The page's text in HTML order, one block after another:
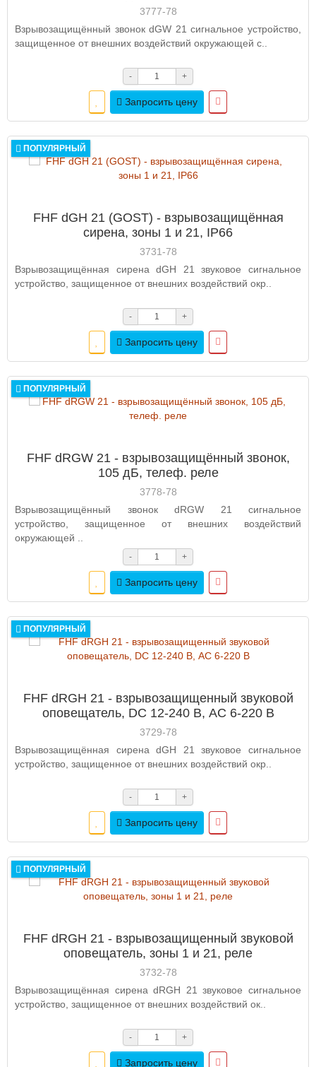
3777-78
Взрывозащищённый звонок dGW 21 сигнальное устройство,
защищенное от внешних воздействий окружающей с..
- +
Запросить цену
ПОПУЛЯРНЫЙ
FHF dGН 21 (GOST) - взрывозащищённая
сирена, зоны 1 и 21, IP66
3731-78
Взрывозащищённая сирена dGН 21 звуковое сигнальное
устройство, защищенное от внешних воздействий окр..
- +
Запросить цену
ПОПУЛЯРНЫЙ
FHF dRGW 21 - взрывозащищённый звонок,
105 дБ, телеф. реле
3778-78
Взрывозащищённый звонок dRGW 21 сигнальное
устройство, защищенное от внешних воздействий
окружающей ..
- +
Запросить цену
ПОПУЛЯРНЫЙ
FHF dRGН 21 - взрывозащищенный звуковой
оповещатель, DC 12-240 В, AC 6-220 В
3729-78
Взрывозащищённая сирена dGН 21 звуковое сигнальное
устройство, защищенное от внешних воздействий окр..
- +
Запросить цену
ПОПУЛЯРНЫЙ
FHF dRGН 21 - взрывозащищенный звуковой
оповещатель, зоны 1 и 21, реле
3732-78
Взрывозащищённая сирена dRGН 21 звуковое сигнальное
устройство, защищенное от внешних воздействий ок..
- +
Запросить цену